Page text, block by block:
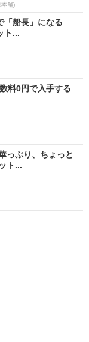
本舗)
「船長」になる
ト...
料0円で入手する
っぷり、ちょっと
ト...